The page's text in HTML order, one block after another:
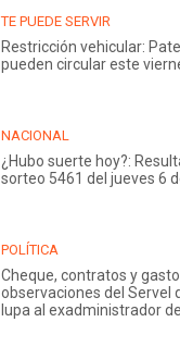
TE PUEDE SERVIR
Restricción vehicular:
pueden circular este
NACIONAL
¿Hubo suerte hoy?:
sorteo 5461 del jueves 6
POLÍTICA
Cheque, contratos y
observaciones del Servel
lupa al exadministrador